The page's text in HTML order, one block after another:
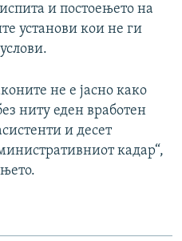
и постоењето на
установи кои не ги
не е јасно како
ниту еден вработен
и десет
кадар“,